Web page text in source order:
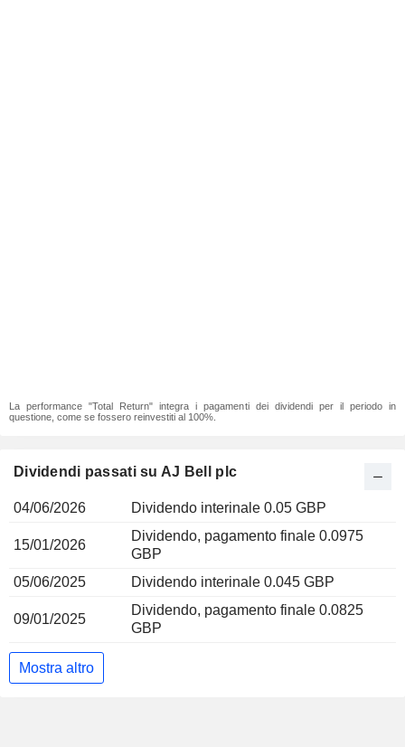
La performance "Total Return" integra i pagamenti dei dividendi per il periodo in
questione, come se fossero reinvestiti al 100%.
Dividendi passati su AJ Bell plc
04/06/2026 Dividendo interinale 0.05 GBP
15/01/2026
Dividendo, pagamento finale 0.0975
GBP
05/06/2025
Dividendo interinale 0.045 GBP
09/01/2025
Dividendo, pagamento finale 0.0825
GBP
Mostra altro